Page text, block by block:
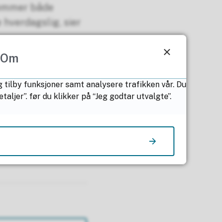
både
sier
passasjerer
inne fordi det
stengte skoler
må bevege
Om
funksjoner samt analysere trafikken vår. Du
før du klikker på “Jeg godtar utvalgte”.